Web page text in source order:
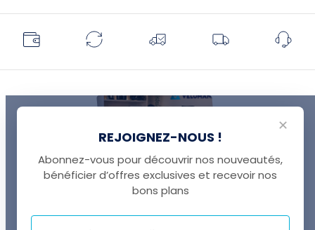
UNE QUESTION ?
✕
REJOIGNEZ-NOUS !
Abonnez-vous pour découvrir nos nouveautés,
bénéficier d’offres exclusives et recevoir nos
bons plans